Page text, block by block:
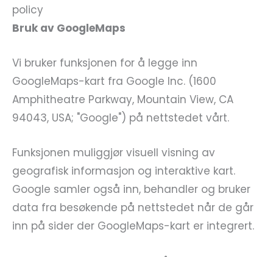
policy
Bruk av GoogleMaps
Vi bruker funksjonen for å legge inn
GoogleMaps-kart fra Google Inc. (1600
Amphitheatre Parkway, Mountain View, CA
94043, USA; "Google") på nettstedet vårt.
Funksjonen muliggjør visuell visning av
geografisk informasjon og interaktive kart.
Google samler også inn, behandler og bruker
data fra besøkende på nettstedet når de går
inn på sider der GoogleMaps-kart er integrert.